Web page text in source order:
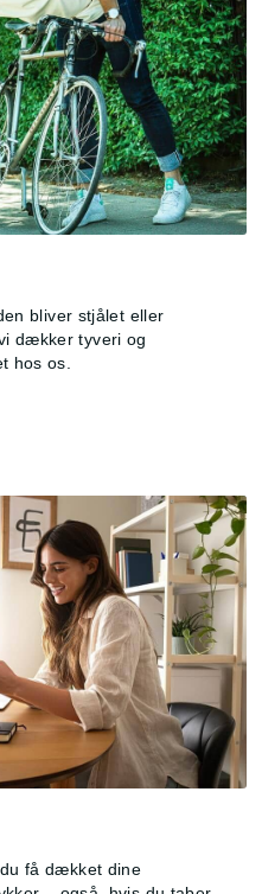
bliver stjålet eller
dækker tyveri og
hos os.
få dækket dine